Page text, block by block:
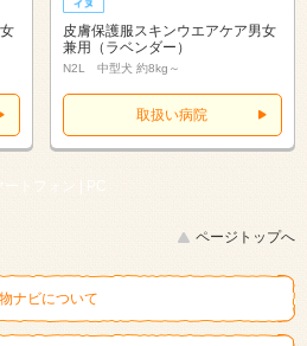
皮膚保護服スキンウエアケア男女
兼用（ラベンダー）
N2L 中型犬 約8kg～
取扱い病院
ートフォン | PC
ページトップへ
ナビについて